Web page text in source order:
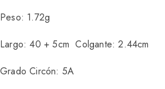
Peso: 1.72g
Largo: 40 + 5cm Colgante: 2.44cm
Grado Circón: 5A